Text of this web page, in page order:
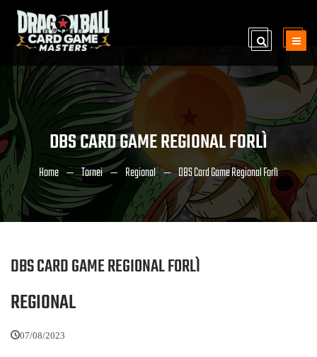
DBS CARD GAME REGIONAL FORLÌ
Home Tornei Regional DBS Card Game Regional Forlì
DBS CARD GAME REGIONAL FORLÌ
REGIONAL
07/08/2023